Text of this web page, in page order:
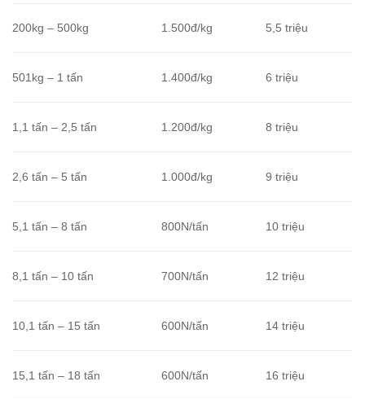
200kg – 500kg 1.500đ/kg 5,5 triệu
501kg – 1 tấn 1.400đ/kg 6 triệu
1,1 tấn – 2,5 tấn 1.200đ/kg 8 triệu
2,6 tấn – 5 tấn 1.000đ/kg 9 triệu
5,1 tấn – 8 tấn 800N/tấn 10 triệu
8,1 tấn – 10 tấn 700N/tấn 12 triệu
10,1 tấn – 15 tấn 600N/tấn 14 triệu
15,1 tấn – 18 tấn 600N/tấn 16 triệu